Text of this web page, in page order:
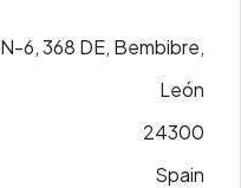
N-6, 368 DE, Bembibre,
León
24300
Spain